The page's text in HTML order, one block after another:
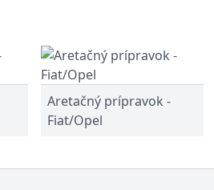
Aretačný prípravok -
Fiat/Opel